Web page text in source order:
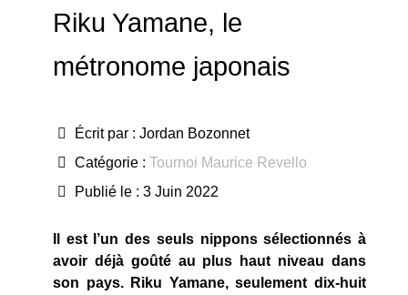
Riku Yamane, le
métronome japonais
Écrit par : Jordan Bozonnet
Catégorie : Tournoi Maurice Revello
Publié le : 3 Juin 2022
Il est l’un des seuls nippons sélectionnés à
avoir déjà goûté au plus haut niveau dans
son pays. Riku Yamane, seulement dix-huit